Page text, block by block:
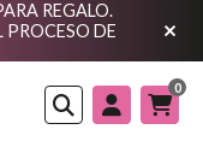
REGALO.
PROCESO DE
Buscar
0